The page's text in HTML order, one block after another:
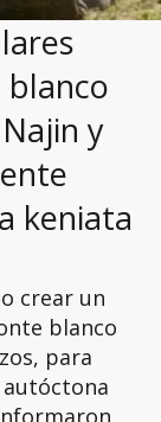
y
keniata
crear un
blanco
para